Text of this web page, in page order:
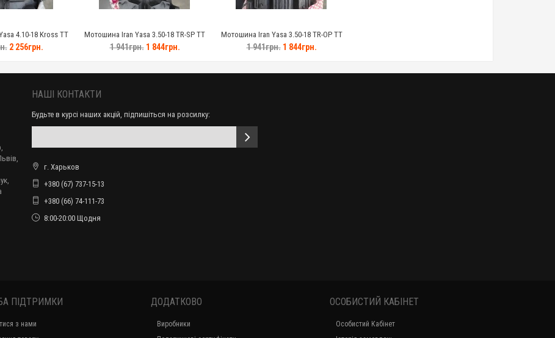
4.10-18 Kross TT
2 256грн.
Мотошина Iran Yasa 3.50-18 TR-SP TT
1 941грн.1 844грн.
Мотошина Iran Yasa 3.50-18 TR-OP TT
1 941грн.1 844грн.
НАШІ КОНТАКТИ
Будьте в курсі наших акцій, підпишіться на розсилку:
г. Харьков
+380 (67) 737-15-13
+380 (66) 74-111-73
8:00-20:00 Щодня
ПІДТРИМКИ
з нами
ДОДАТКОВО
Виробники
ОСОБИСТИЙ КАБІНЕТ
Особистий Кабінет